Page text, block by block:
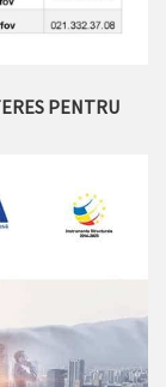
PENTRU